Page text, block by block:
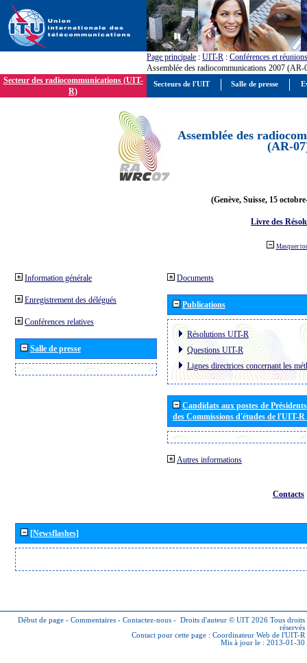
Page principale : UIT-R : Conférences et réunions
Assemblée des radiocommunications 2007 (AR-
Secteur des radiocommunications (UIT-
R)
Assemblée des
(AR-
(Genève, Suisse, 15
Livre des
Masquer
Information générale
Enregistrement des délégués
Conférences relatives
Salle de presse
Documents
Publications
Résolutions UIT-R
Questions UIT-R
Lignes directrices concernant les
Candidats aux postes de
des Commissions d'études de l'UIT-
Autres informations
Contacts
[Newsflashes]
Début de page - Commentaires - Contactez-nous - Droits d'auteur © UIT 2026 Tous droits
réservés
Contact pour cette page : Coordinateur Web de l'UIT-R
Mis à jour le : 2013-01-30
Secteurs de l'UIT Salle de presse